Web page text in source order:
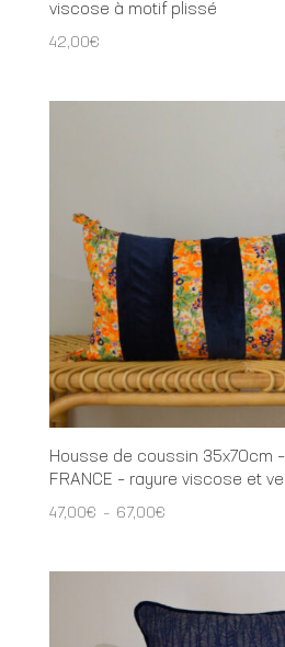
viscose à motif plissé
42,00€
Housse de coussin 35x70cm –
FRANCE – rayure viscose et
47,00€ – 67,00€Plage
à
67,00€